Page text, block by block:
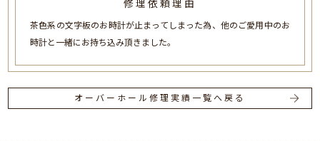
修理依頼理由
茶色系の文字板のお時計が止まってしまった為、他のご愛用中のお
時計と一緒にお持ち込み頂きました。
オーバーホール修理実績一覧へ戻る